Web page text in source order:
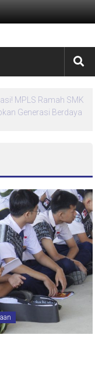
MPLS Ramah SMK
Generasi Berdaya